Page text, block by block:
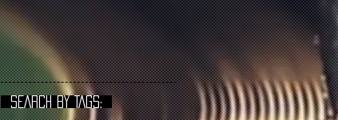
SEARCH BY TAGS: